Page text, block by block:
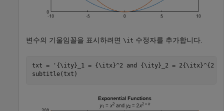
변수의 기울임꼴을 표시하려면 \it 수정자를 추가합니다.
txt =
'{\ity}_1 = {\itx}^2 and {\ity}_2 = 2{\itx}^{2
subtitle(txt)